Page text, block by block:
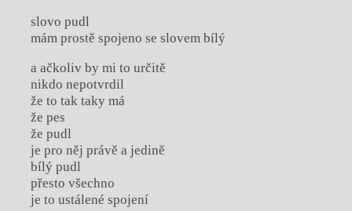
slovo pudl
mám prostě spojeno se slovem bílý
a ačkoliv by mi to určitě
nikdo nepotvrdil
že to tak taky má
že pes
že pudl
je pro něj právě a jedině
bílý pudl
přesto všechno
je to ustálené spojení